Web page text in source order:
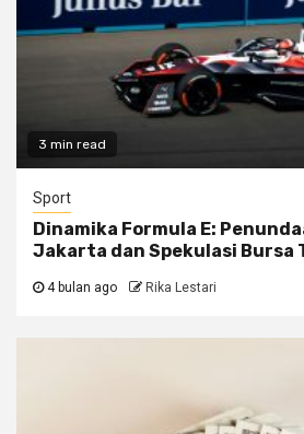
3 min read
Sport
Dinamika Formula E:
Jakarta dan Spekulasi Bursa
4 bulan ago Rika Lestari